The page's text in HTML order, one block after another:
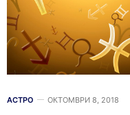
АСТРО ОКТОМВРИ 8, 2018